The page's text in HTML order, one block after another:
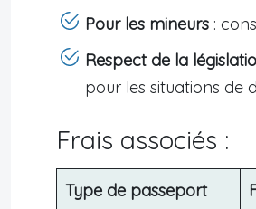
Pour les mineurs :
Respect de la
pour les situations de
Frais associés :
Type de passeport